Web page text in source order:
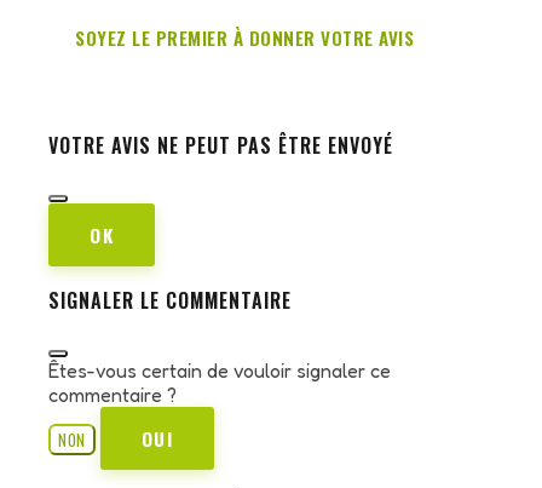
SOYEZ LE PREMIER À DONNER VOTRE AVIS
VOTRE AVIS NE PEUT PAS ÊTRE ENVOYÉ
OK
SIGNALER LE COMMENTAIRE
Êtes-vous certain de vouloir signaler ce
commentaire ?
NON
OUI